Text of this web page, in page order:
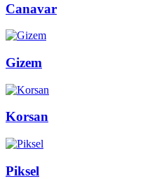
Canavar
Gizem
Korsan
Piksel